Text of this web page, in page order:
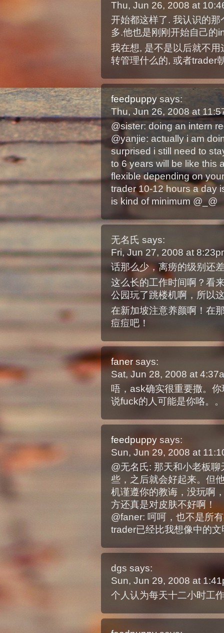
Thu, Jun 26, 2008 at
开始都这样了. 我认识的
多.他也是刚刚开始自己的
我在想, 是不是以后就不
转管理什么的, 或者trader
feedpuppy says:
Thu, Jun 26, 2008 at
@sister: doing an intern
@yanjie: actually i am
surprised i still need to
to 6 years will be like this
flexible depending on
trader 10-12 hours a day
is kind of minimum @_@
无名氏 says:
Fri, Jun 27, 2008 at
话那么少，离痨的级别还
这么长的工作时间啊？看
公园玩了跳楼机啊，所以
在新加坡注意养颜啊！在
痘痘吧！
faner says:
Sat, Jun 28, 2008 at
唔，ask确实很重要撒。
说fuck的人可能是你咯。
feedpuppy says:
Sun, Jun 29, 2008 at
@无名氏: 那天和小老板
些，之后就会好起来。但
机谨遵你的教诲，没玩啊
方还真是对皮肤不好啊！
@faner: 呵呵，也不是所
trader已经比我想像中的文
dgs says:
Sun, Jun 29, 2008 at
个人认为每天十二小时工